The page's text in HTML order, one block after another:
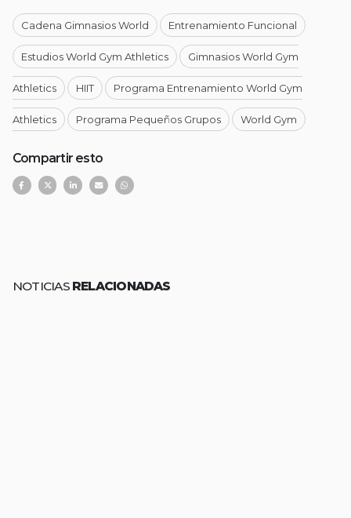
Cadena Gimnasios World Entrenamiento Funcional
Estudios World Gym Athletics Gimnasios World Gym
Athletics HIIT Programa Entrenamiento World Gym
Athletics Programa Pequeños Grupos World Gym
Compartir esto
NOTICIAS RELACIONADAS